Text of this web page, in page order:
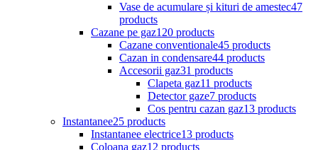
Vase de acumulare și kituri de amestec47
products
Cazane pe gaz120 products
Cazane conventionale45 products
Cazan in condensare44 products
Accesorii gaz31 products
Clapeta gaz11 products
Detector gaze7 products
Cos pentru cazan gaz13 products
Instantanee25 products
Instantanee electrice13 products
Coloana gaz12 products